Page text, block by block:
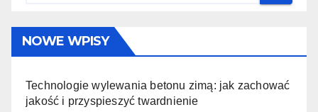
NOWE WPISY
Technologie wylewania betonu zimą: jak zachować
jakość i przyspieszyć twardnienie